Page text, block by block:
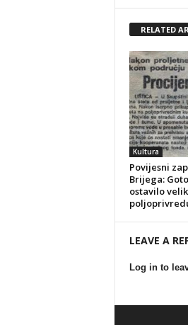
RELATED
Kultura
Povijesni
Brijega:
ostavilo
LEAVE A
Log in to